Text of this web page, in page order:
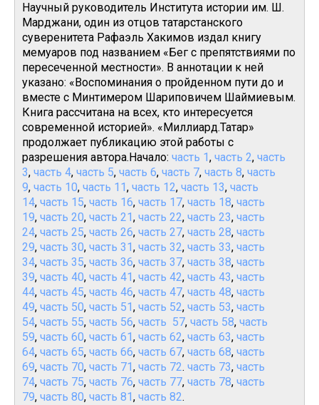
Научный руководитель Института истории им. Ш.
Марджани, один из отцов татарстанского
суверенитета Рафаэль Хакимов издал книгу
мемуаров под названием «Бег с препятствиями по
пересеченной местности». В аннотации к ней
указано: «Воспоминания о пройденном пути до и
вместе с Минтимером Шариповичем Шаймиевым.
Книга рассчитана на всех, кто интересуется
современной историей». «Миллиард.Татар»
продолжает публикацию этой работы с
разрешения автора.Начало: часть 1 , часть 2, часть
3, часть 4, часть 5, часть 6, часть 7, часть 8, часть
9, часть 10, часть 11 , часть 12, часть 13, часть
14, часть 15, часть 16, часть 17, часть 18, часть
19, часть 20, часть 21 , часть 22, часть 23, часть
24, часть 25, часть 26, часть 27, часть 28, часть
29, часть 30, часть 31 , часть 32, часть 33, часть
34, часть 35, часть 36, часть 37, часть 38, часть
39, часть 40, часть 41 , часть 42, часть 43, часть
44, часть 45, часть 46, часть 47, часть 48, часть
49, часть 50, часть 51 , часть 52, часть 53, часть
54, часть 55, часть 56, часть 57, часть 58, часть
59, часть 60, часть 61 , часть 62, часть 63, часть
64, часть 65, часть 66, часть 67, часть 68, часть
69, часть 70, часть 71 , часть 72. часть 73, часть
74, часть 75, часть 76, часть 77, часть 78, часть
79, часть 80, часть 81 , часть 82.